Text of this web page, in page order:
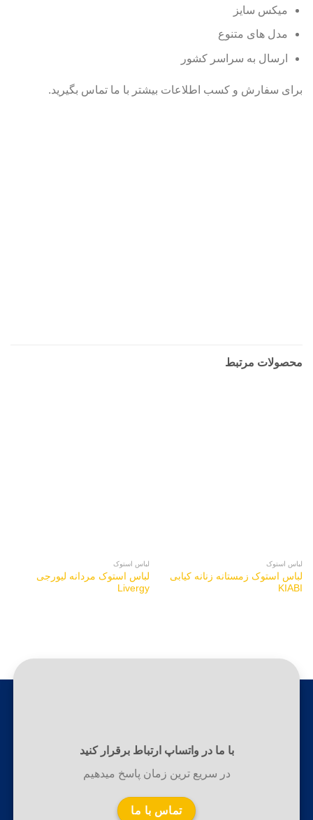
میکس سایز
مدل های متنوع
ارسال به سراسر کشور
برای سفارش و کسب اطلاعات بیشتر با ما تماس بگیرید.
محصولات مرتبط
لباس استوک
لباس استوک زمستانه زنانه کیابی
KIABI
لباس استوک
لباس استوک مردانه لیورجی
Livergy
با ما در واتساپ ارتباط برقرار کنید
در سریع ترین زمان پاسخ میدهیم
تماس با ما